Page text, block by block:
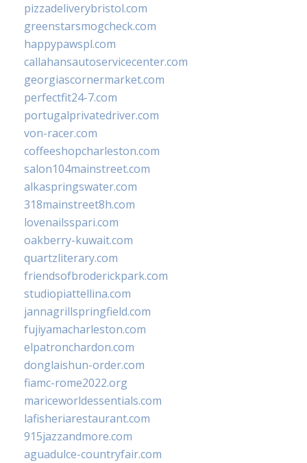
pizzadeliverybristol.com
greenstarsmogcheck.com
happypawspl.com
callahansautoservicecenter.com
georgiascornermarket.com
perfectfit24-7.com
portugalprivatedriver.com
von-racer.com
coffeeshopcharleston.com
salon104mainstreet.com
alkaspringswater.com
318mainstreet8h.com
lovenailsspari.com
oakberry-kuwait.com
quartzliterary.com
friendsofbroderickpark.com
studiopiattellina.com
jannagrillspringfield.com
fujiyamacharleston.com
elpatronchardon.com
donglaishun-order.com
fiamc-rome2022.org
mariceworldessentials.com
lafisheriarestaurant.com
915jazzandmore.com
aguadulce-countryfair.com